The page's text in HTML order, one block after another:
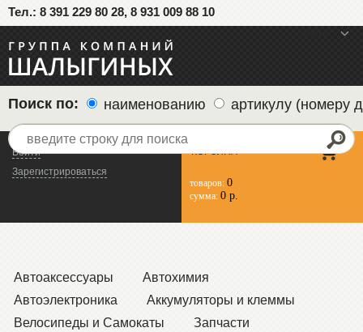
Тел.: 8 391 229 80 28, 8 931 009 88 10
Войти
Зарегистрироваться
КОРЗИНА
товаров: 0
сумма: 0 р.
Поиск по: наименованию артикулу (номеру
Автоаксессуары
Автохимия
Автоэлектроника
Аккумуляторы и клеммы
Велосипеды и Самокаты
Запчасти